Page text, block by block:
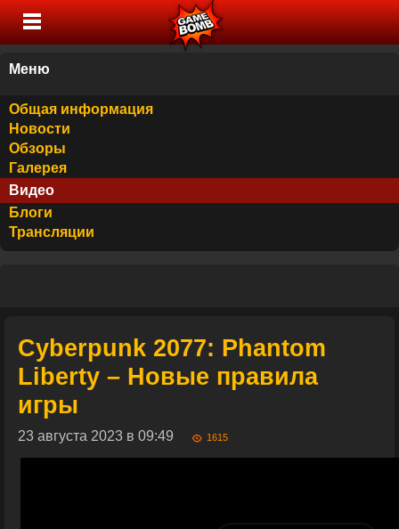
Меню
Общая информация
Новости
Обзоры
Галерея
Видео
Блоги
Трансляции
Cyberpunk 2077: Phantom
Liberty – Новые правила
игры
23 августа 2023 в 09:49 1615